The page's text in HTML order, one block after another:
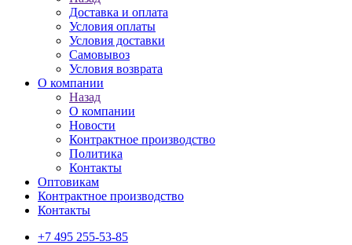
Доставка и оплата
Условия оплаты
Условия доставки
Самовывоз
Условия возврата
О компании
Назад
О компании
Новости
Контрактное производство
Политика
Контакты
Оптовикам
Контрактное производство
Контакты
+7 495 255-53-85